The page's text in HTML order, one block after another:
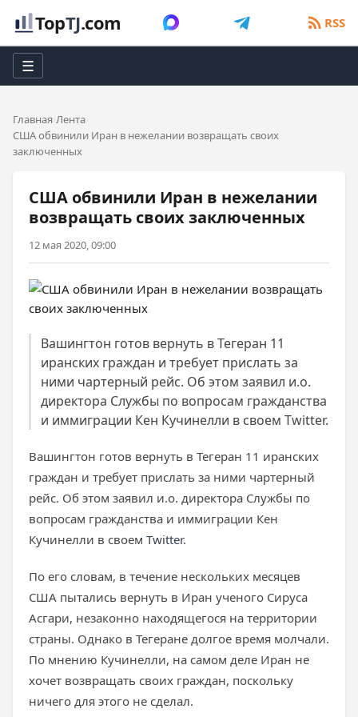
TopTJ.com RSS
☰
Главная Лента
США обвинили Иран в нежелании возвращать своих
заключенных
США обвинили Иран в нежелании
возвращать своих заключенных
12 мая 2020, 09:00
Вашингтон готов вернуть в Тегеран 11
иранских граждан и требует прислать за
ними чартерный рейс. Об этом заявил и.о.
директора Службы по вопросам гражданства
и иммиграции Кен Кучинелли в своем Twitter.
Вашингтон готов вернуть в Тегеран 11 иранских
граждан и требует прислать за ними чартерный
рейс. Об этом заявил и.о. директора Службы по
вопросам гражданства и иммиграции Кен
Кучинелли в своем Twitter.
По его словам, в течение нескольких месяцев
США пытались вернуть в Иран ученого Сируса
Асгари, незаконно находящегося на территории
страны. Однако в Тегеране долгое время молчали.
По мнению Кучинелли, на самом деле Иран не
хочет возвращать своих граждан, поскольку
ничего для этого не сделал.